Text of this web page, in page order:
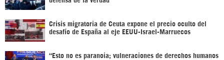
Crisis migratoria de Ceuta expone el precio oculto del
desafío de España al eje EEUU-Israel-Marruecos
“Esto no es paranoia; vulneraciones de derechos humanos